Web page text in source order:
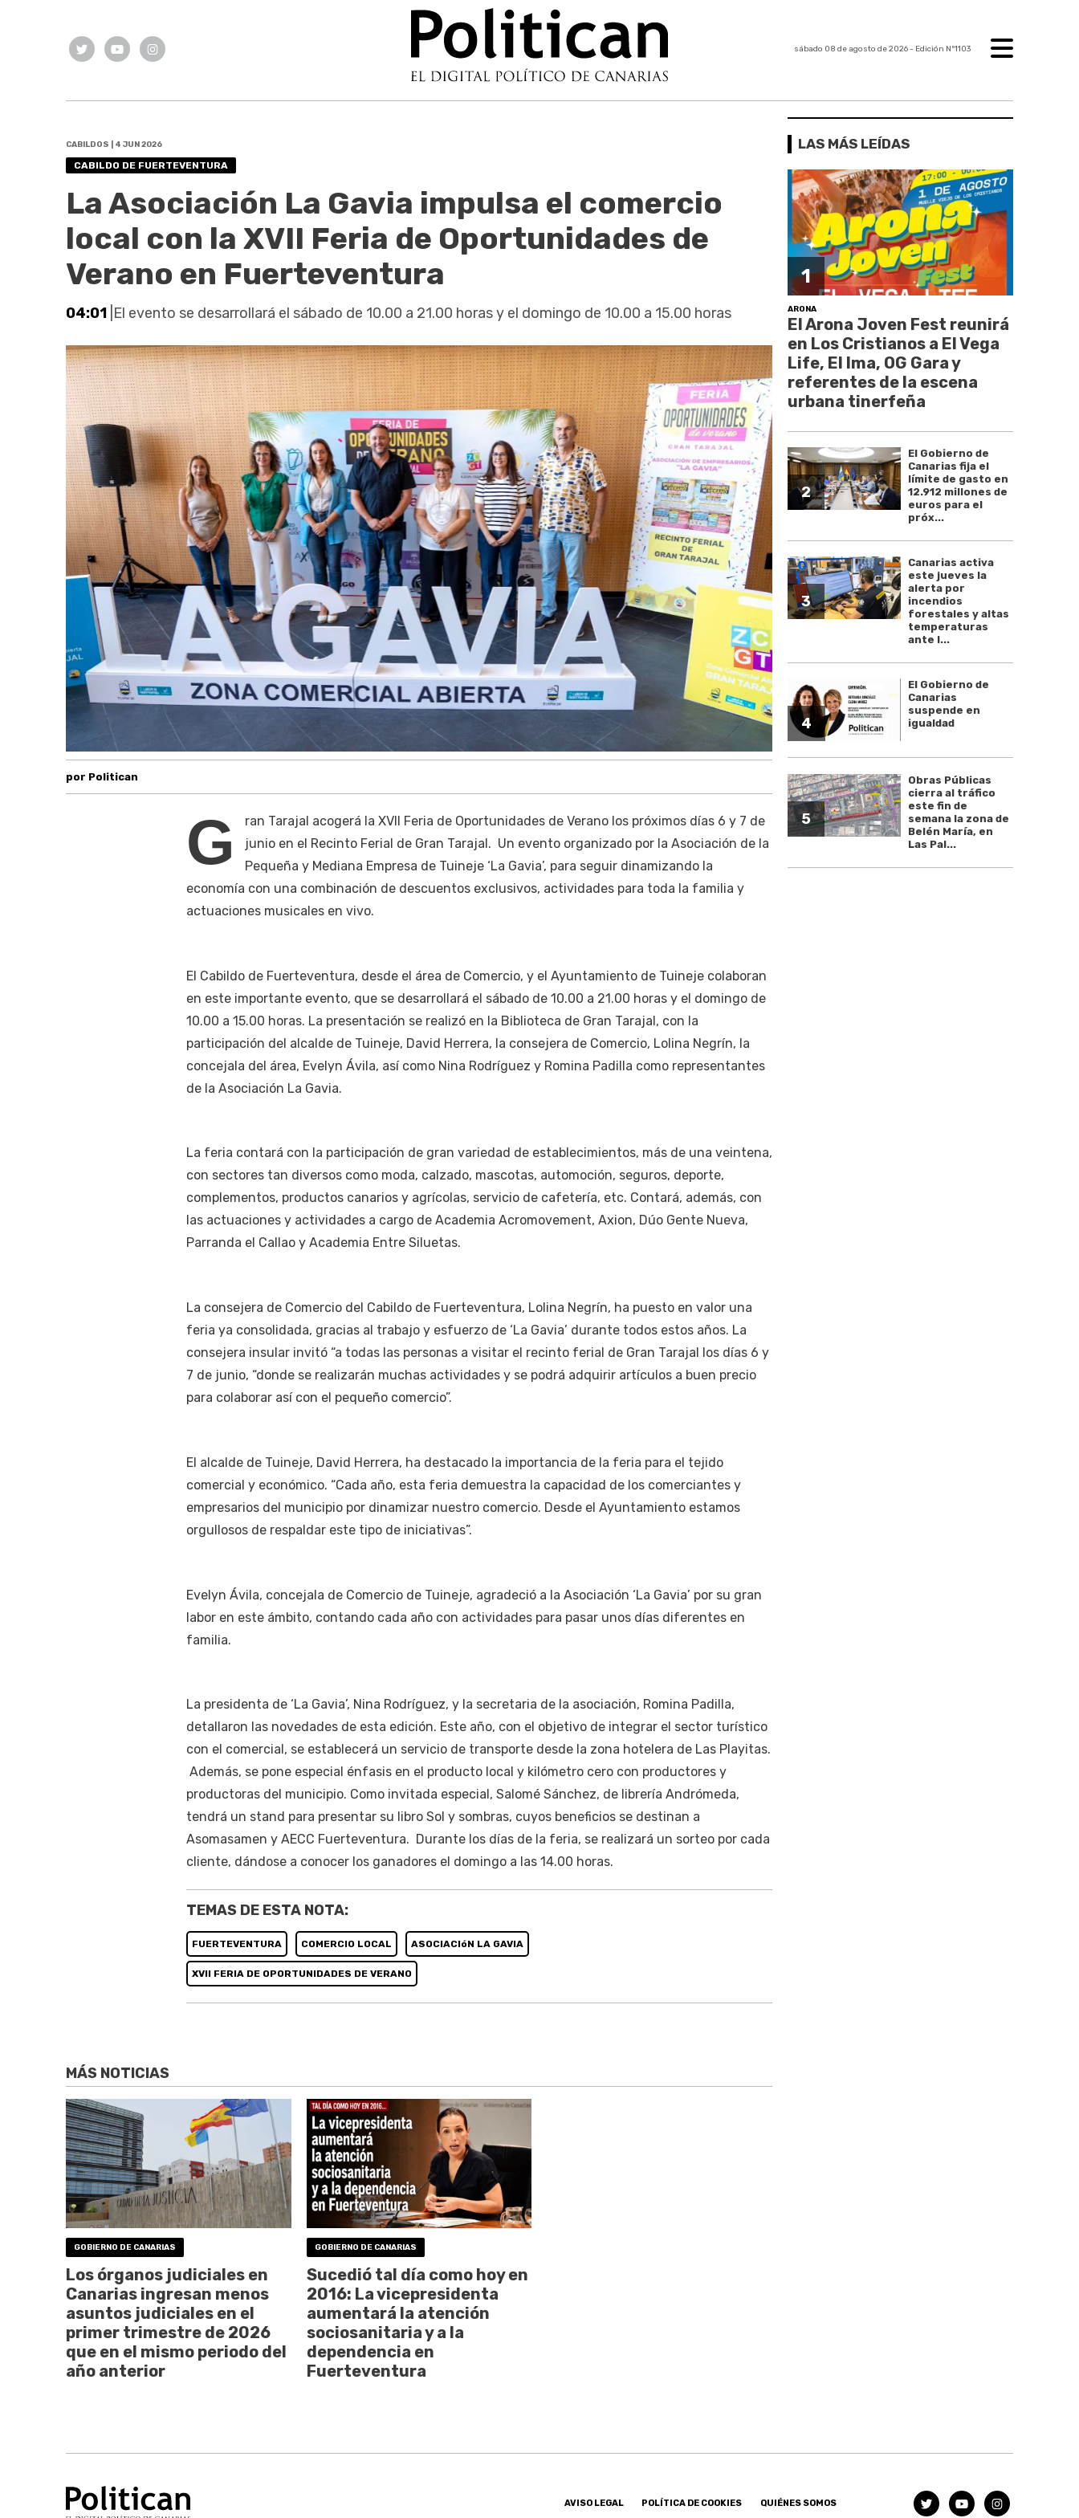
sábado 08 de agosto de 2026- Edición Nº1103
CABILDOS | 4 JUN 2026
CABILDO DE FUERTEVENTURA
La Asociación La Gavia impulsa el comercio
local con la XVII Feria de Oportunidades de
Verano en Fuerteventura
04:01 |El evento se desarrollará el sábado de 10.00 a 21.00 horas y el domingo de 10.00 a 15.00 horas
por Politican
G
ran Tarajal acogerá la XVII Feria de Oportunidades de Verano los próximos días 6 y 7 de
junio en el Recinto Ferial de Gran Tarajal. Un evento organizado por la Asociación de la
Pequeña y Mediana Empresa de Tuineje ‘La Gavia’, para seguir dinamizando la
economía con una combinación de descuentos exclusivos, actividades para toda la familia y
actuaciones musicales en vivo.
El Cabildo de Fuerteventura, desde el área de Comercio, y el Ayuntamiento de Tuineje colaboran
en este importante evento, que se desarrollará el sábado de 10.00 a 21.00 horas y el domingo de
10.00 a 15.00 horas. La presentación se realizó en la Biblioteca de Gran Tarajal, con la
participación del alcalde de Tuineje, David Herrera, la consejera de Comercio, Lolina Negrín, la
concejala del área, Evelyn Ávila, así como Nina Rodríguez y Romina Padilla como representantes
de la Asociación La Gavia.
La feria contará con la participación de gran variedad de establecimientos, más de una veintena,
con sectores tan diversos como moda, calzado, mascotas, automoción, seguros, deporte,
complementos, productos canarios y agrícolas, servicio de cafetería, etc. Contará, además, con
las actuaciones y actividades a cargo de Academia Acromovement, Axion, Dúo Gente Nueva,
Parranda el Callao y Academia Entre Siluetas.
La consejera de Comercio del Cabildo de Fuerteventura, Lolina Negrín, ha puesto en valor una
feria ya consolidada, gracias al trabajo y esfuerzo de ‘La Gavia’ durante todos estos años. La
consejera insular invitó “a todas las personas a visitar el recinto ferial de Gran Tarajal los días 6 y
7 de junio, “donde se realizarán muchas actividades y se podrá adquirir artículos a buen precio
para colaborar así con el pequeño comercio”.
El alcalde de Tuineje, David Herrera, ha destacado la importancia de la feria para el tejido
comercial y económico. “Cada año, esta feria demuestra la capacidad de los comerciantes y
empresarios del municipio por dinamizar nuestro comercio. Desde el Ayuntamiento estamos
orgullosos de respaldar este tipo de iniciativas”.
Evelyn Ávila, concejala de Comercio de Tuineje, agradeció a la Asociación ‘La Gavia’ por su gran
labor en este ámbito, contando cada año con actividades para pasar unos días diferentes en
familia.
La presidenta de ‘La Gavia’, Nina Rodríguez, y la secretaria de la asociación, Romina Padilla,
detallaron las novedades de esta edición. Este año, con el objetivo de integrar el sector turístico
con el comercial, se establecerá un servicio de transporte desde la zona hotelera de Las Playitas.
Además, se pone especial énfasis en el producto local y kilómetro cero con productores y
productoras del municipio. Como invitada especial, Salomé Sánchez, de librería Andrómeda,
tendrá un stand para presentar su libro Sol y sombras, cuyos beneficios se destinan a
Asomasamen y AECC Fuerteventura. Durante los días de la feria, se realizará un sorteo por cada
cliente, dándose a conocer los ganadores el domingo a las 14.00 horas.
TEMAS DE ESTA NOTA:
FUERTEVENTURA COMERCIO LOCAL ASOCIACIóN LA GAVIA
XVII FERIA DE OPORTUNIDADES DE VERANO
MÁS NOTICIAS
GOBIERNO DE CANARIAS
Los órganos judiciales en
Canarias ingresan menos
asuntos judiciales en el
primer trimestre de 2026
que en el mismo periodo del
año anterior
GOBIERNO DE CANARIAS
Sucedió tal día como hoy en
2016: La vicepresidenta
aumentará la atención
sociosanitaria y a la
dependencia en
Fuerteventura
LAS MÁS LEÍDAS
1
ARONA
El Arona Joven Fest reunirá
en Los Cristianos a El Vega
Life, El Ima, OG Gara y
referentes de la escena
urbana tinerfeña
2
El Gobierno de
Canarias fija el
límite de gasto en
12.912 millones de
euros para el
próx...
3
Canarias activa
este jueves la
alerta por
incendios
forestales y altas
temperaturas
ante l...
4
El Gobierno de
Canarias
suspende en
igualdad
5
Obras Públicas
cierra al tráfico
este fin de
semana la zona de
Belén María, en
Las Pal...
AVISO LEGAL POLÍTICA DE COOKIES QUIÉNES SOMOS